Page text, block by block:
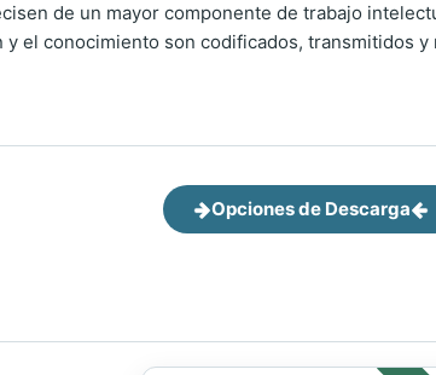
de un mayor componente de trabajo
y el conocimiento son codificados, transmitidos
Opciones de Descarga